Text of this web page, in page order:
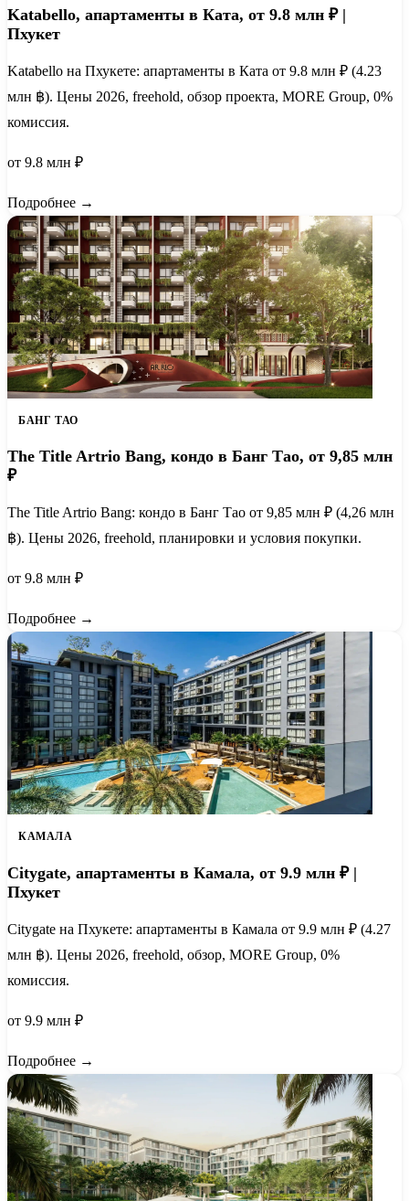
Katabello, апартаменты в Ката, от 9.8 млн ₽ |
Пхукет
Katabello на Пхукете: апартаменты в Ката от 9.8 млн ₽ (4.23
млн ฿). Цены 2026, freehold, обзор проекта, MORE Group, 0%
комиссия.
от 9.8 млн ₽
Подробнее →
БАНГ ТАО
The Title Artrio Bang, кондо в Банг Тао, от 9,85 млн
₽
The Title Artrio Bang: кондо в Банг Тао от 9,85 млн ₽ (4,26 млн
฿). Цены 2026, freehold, планировки и условия покупки.
от 9.8 млн ₽
Подробнее →
КАМАЛА
Citygate, апартаменты в Камала, от 9.9 млн ₽ |
Пхукет
Citygate на Пхукете: апартаменты в Камала от 9.9 млн ₽ (4.27
млн ฿). Цены 2026, freehold, обзор, MORE Group, 0%
комиссия.
от 9.9 млн ₽
Подробнее →